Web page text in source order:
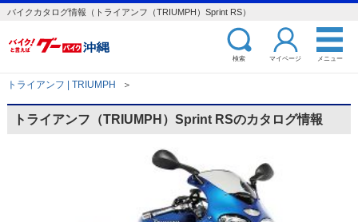
バイクカタログ情報（トライアンフ（TRIUMPH）Sprint RS）
検索 マイページ メニュー
トライアンフ | TRIUMPH ＞
トライアンフ（TRIUMPH）Sprint RSのカタログ情報